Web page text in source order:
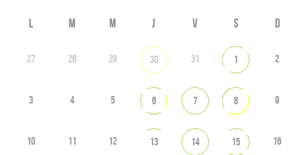
L M M J V S D
27 28 29 30 31 1 2
3 4 5 6 7 8 9
10 11 12 13 14 15 16